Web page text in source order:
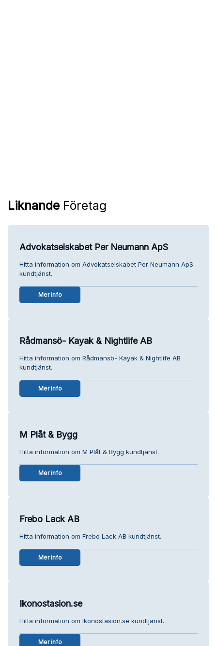
Liknande Företag
Advokatselskabet Per Neumann ApS
Hitta information om Advokatselskabet Per Neumann ApS
kundtjänst.
Mer info
Rådmansö- Kayak & Nightlife AB
Hitta information om Rådmansö- Kayak & Nightlife AB
kundtjänst.
Mer info
M Plåt & Bygg
Hitta information om M Plåt & Bygg kundtjänst.
Mer info
Frebo Lack AB
Hitta information om Frebo Lack AB kundtjänst.
Mer info
Ikonostasion.se
Hitta information om Ikonostasion.se kundtjänst.
Mer info